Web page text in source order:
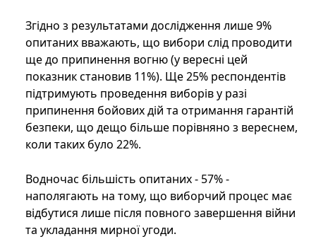
Згідно з результатами дослідження лише 9%
опитаних вважають, що вибори слід проводити
ще до припинення вогню (у вересні цей
показник становив 11%). Ще 25% респондентів
підтримують проведення виборів у разі
припинення бойових дій та отримання гарантій
безпеки, що дещо більше порівняно з вереснем,
коли таких було 22%.
Водночас більшість опитаних - 57% -
наполягають на тому, що виборчий процес має
відбутися лише після повного завершення війни
та укладання мирної угоди.